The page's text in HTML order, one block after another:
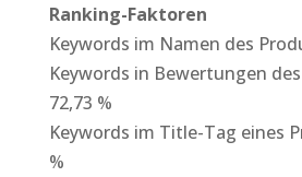
Ranking-Faktoren
Keywords im Namen des
Keywords in Bewertungen
72,73 %
Keywords im Title-Tag eines
%